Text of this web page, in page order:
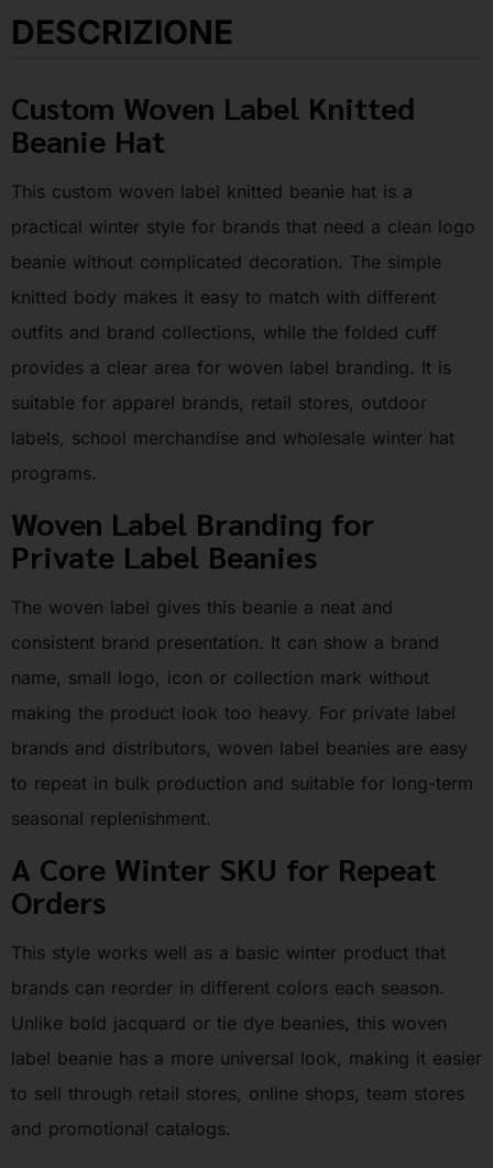
DESCRIZIONE
Custom Woven Label Knitted
Beanie Hat
This custom woven label knitted beanie hat is a
practical winter style for brands that need a clean logo
beanie without complicated decoration. The simple
knitted body makes it easy to match with different
outfits and brand collections, while the folded cuff
provides a clear area for woven label branding. It is
suitable for apparel brands, retail stores, outdoor
labels, school merchandise and wholesale winter hat
programs.
Woven Label Branding for
Private Label Beanies
The woven label gives this beanie a neat and
consistent brand presentation. It can show a brand
name, small logo, icon or collection mark without
making the product look too heavy. For private label
brands and distributors, woven label beanies are easy
to repeat in bulk production and suitable for long-term
seasonal replenishment.
A Core Winter SKU for Repeat
Orders
This style works well as a basic winter product that
brands can reorder in different colors each season.
Unlike bold jacquard or tie dye beanies, this woven
label beanie has a more universal look, making it easier
to sell through retail stores, online shops, team stores
and promotional catalogs.